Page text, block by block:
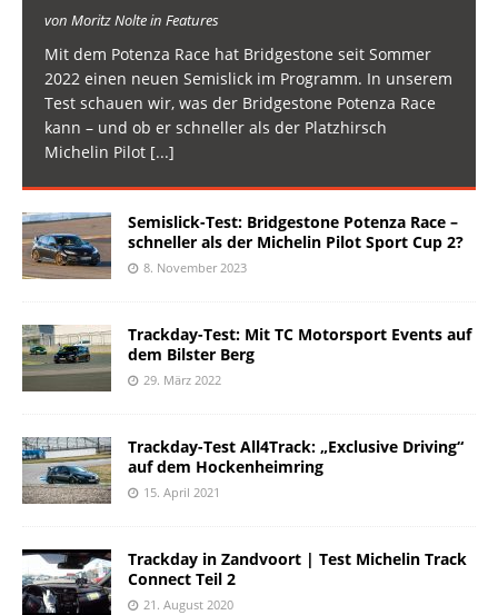
von Moritz Nolte in Features
Mit dem Potenza Race hat Bridgestone seit Sommer
2022 einen neuen Semislick im Programm. In unserem
Test schauen wir, was der Bridgestone Potenza Race
kann – und ob er schneller als der Platzhirsch
Michelin Pilot [...]
Semislick-Test: Bridgestone Potenza Race –
schneller als der Michelin Pilot Sport Cup 2?
8. November 2023
Trackday-Test: Mit TC Motorsport Events auf
dem Bilster Berg
29. März 2022
Trackday-Test All4Track: „Exclusive Driving“
auf dem Hockenheimring
15. April 2021
Trackday in Zandvoort | Test Michelin Track
Connect Teil 2
21. August 2020